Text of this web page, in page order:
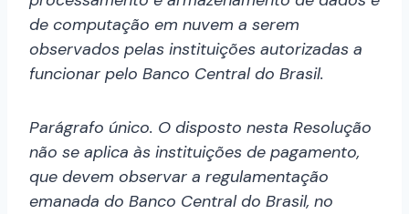
de computação em nuvem a serem
observados pelas instituições autorizadas a
funcionar pelo Banco Central do Brasil.
Parágrafo único. O disposto nesta Resolução
não se aplica às instituições de pagamento,
que devem observar a regulamentação
emanada do Banco Central do Brasil, no